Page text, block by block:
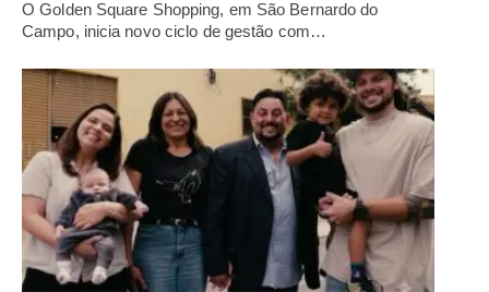
O Golden Square Shopping, em São Bernardo do
Campo, inicia novo ciclo de gestão com…